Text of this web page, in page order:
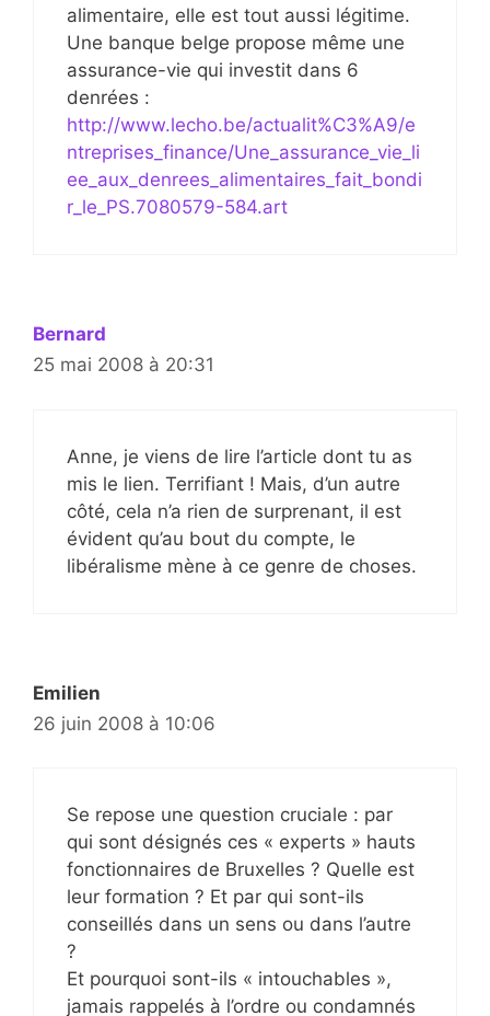
alimentaire, elle est tout aussi légitime.
Une banque belge propose même une
assurance-vie qui investit dans 6
denrées :
http://www.lecho.be/actualit%C3%A9/e
ntreprises_finance/Une_assurance_vie_li
ee_aux_denrees_alimentaires_fait_bondi
r_le_PS.7080579-584.art
Bernard
25 mai 2008 à 20:31
Anne, je viens de lire l’article dont tu as
mis le lien. Terrifiant ! Mais, d’un autre
côté, cela n’a rien de surprenant, il est
évident qu’au bout du compte, le
libéralisme mène à ce genre de choses.
Emilien
26 juin 2008 à 10:06
Se repose une question cruciale : par
qui sont désignés ces « experts » hauts
fonctionnaires de Bruxelles ? Quelle est
leur formation ? Et par qui sont-ils
conseillés dans un sens ou dans l’autre
?
Et pourquoi sont-ils « intouchables »,
jamais rappelés à l’ordre ou condamnés